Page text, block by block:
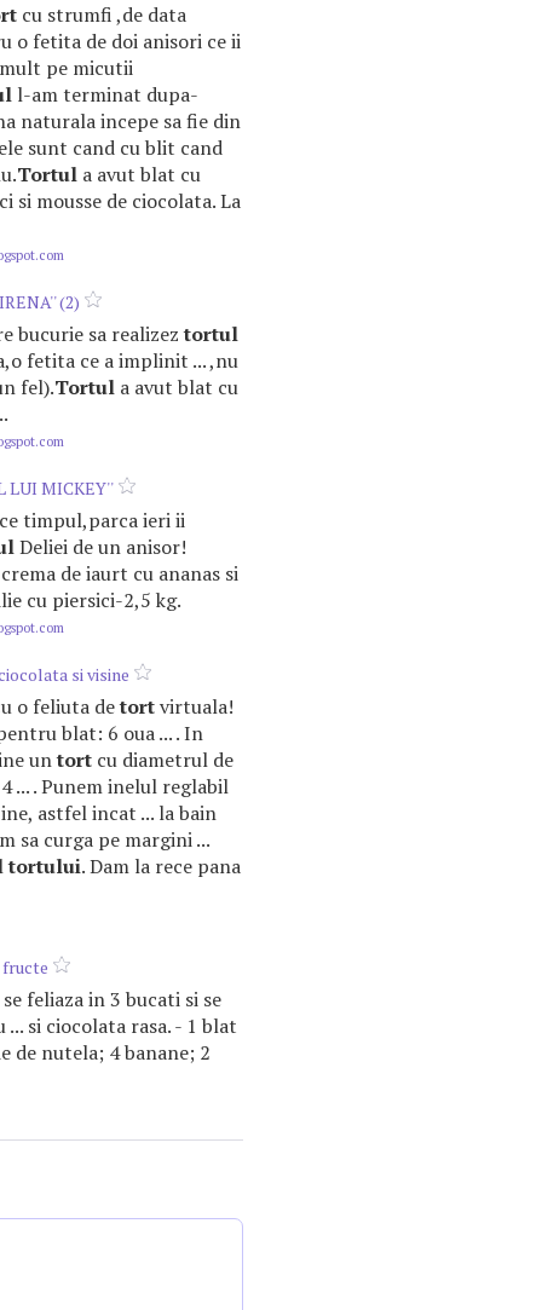
cu strumfi ,de data
o fetita de doi anisori ce ii
pe micutii
l-am terminat dupa-
naturala incepe sa fie din
sunt cand cu blit cand
Tortul a avut blat cu
si mousse de ciocolata. La
(2)
bucurie sa realizeztortul
fetita ce a implinit ... ,nu
fel).Tortul a avut blat cu
LUI MICKEY''
timpul,parca ieri ii
Deliei de un anisor!
de iaurt cu ananas si
cu piersici-2,5 kg.
si visine
o feliuta detortvirtuala!
blat: 6 oua ... . In
untort cu diametrul de
... . Punem inelul reglabil
astfel incat ... la bain
sa curga pe margini ...
tortului. Dam la rece pana
se feliaza in 3 bucati si se
... si ciocolata rasa. - 1 blat
de nutela; 4 banane; 2